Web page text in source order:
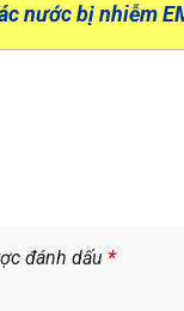
nước bị nhiễm
đánh dấu *